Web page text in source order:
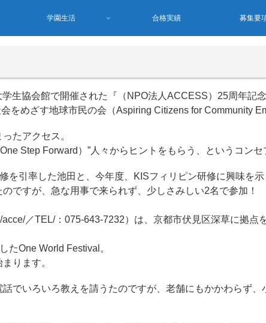
学園生活 合格実績 募集要
生協会館で開催された『（NPO法人ACCESS）25周年記
めざす地球市民の会（Aspiring Citizens for Community
たアクセス。
Step Forward）”人々からヒントをもらう、というコンセ
引率した池田と、今年度、KISフィリピン研修に興味を示
ですが、急な用事で来られず、少しさみしい2名で参加！
／TEL/：075-643-7232）は、京都市伏見区深草に拠点
たOne World Festival。
ります。
でいろいろ教えを請うたのですが、老舗にもかかわらず